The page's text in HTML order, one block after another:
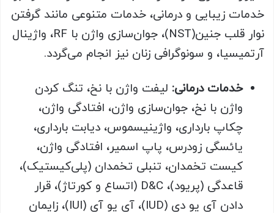
خدمات زیبایی و درمانی، خدمات متنوعی مانند گرفتن
نوار قلب جنین(NST)، جوان‌سازی واژن با RF، واژینال
آرتمیسیا، و سونوگرافی زنان نیز انجام می‌گردد.
خدمات درمانی: لیفت واژن با نخ، تنگ کردن
واژن با نخ، جوان‌سازی واژن، افتادگی واژن،
چکاپ بارداری، واژینیسموس، دیابت بارداری،
یائسگی زودرس، پاپ اسمیر، افتادگی واژن،
کیست تخمدان، تنبلی تخمدان (پلی‌کیستیک)،
قاعدگی (پریود)، D&C (اتساع و کورتاژ)، قرار
دادن آی یو دی (IUD)، آی یو آی (IUI)، زایمان